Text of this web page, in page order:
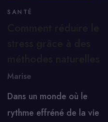
SANTÉ
Marise
Dans un monde où le
rythme effréné de la vie